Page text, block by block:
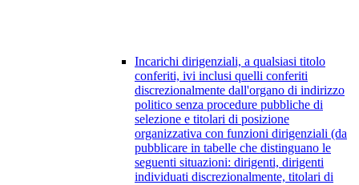
Incarichi dirigenziali, a qualsiasi titolo
conferiti, ivi inclusi quelli conferiti
discrezionalmente dall'organo di indirizzo
politico senza procedure pubbliche di
selezione e titolari di posizione
organizzativa con funzioni dirigenziali (da
pubblicare in tabelle che distinguano le
seguenti situazioni: dirigenti, dirigenti
individuati discrezionalmente, titolari di